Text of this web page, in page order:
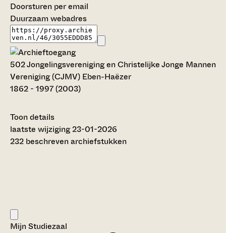
Doorsturen per email
Duurzaam webadres
502 Jongelingsvereniging en Christelijke Jonge Mannen
Vereniging (CJMV) Eben-Haëzer
1862 - 1997 (2003)
Toon details
Datering:
1862 - 1997 (2003)
Jongelingsvereniging en Christelijke Jonge Mannen
Vereniging (CJMV) Eben-Haëzer
laatste wijziging 23-01-2026
232 beschreven archiefstukken
Mijn Studiezaal